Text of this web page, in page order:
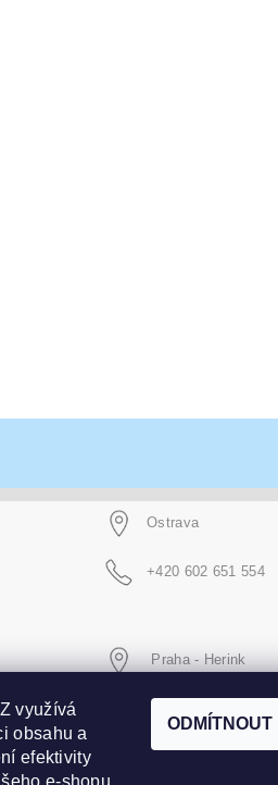
Ostrava
+420 602 651 554
Praha - Herink
+420 606 020 266
využívá
obsahu a
efektivity
e-shopu
ODMÍTNOUT